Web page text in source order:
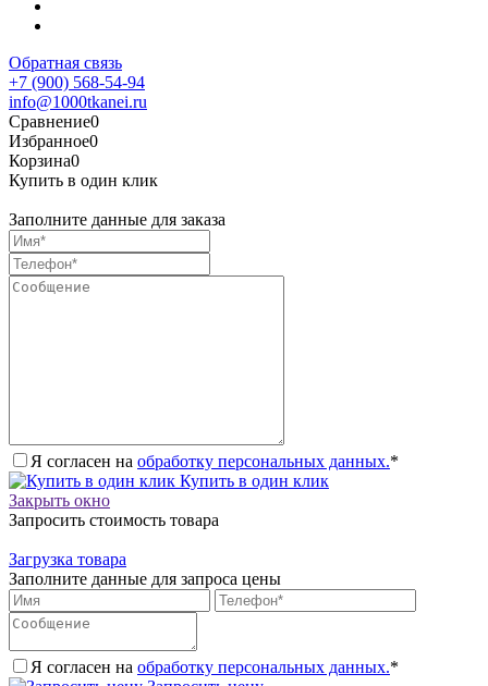
Обратная связь
+7 (900) 568-54-94
info@1000tkanei.ru
Сравнение0
Избранное0
Корзина0
Купить в один клик
Заполните данные для заказа
Я согласен на обработку персональных данных.*
Купить в один клик
Закрыть окно
Запросить стоимость товара
Загрузка товара
Заполните данные для запроса цены
Я согласен на обработку персональных данных.*